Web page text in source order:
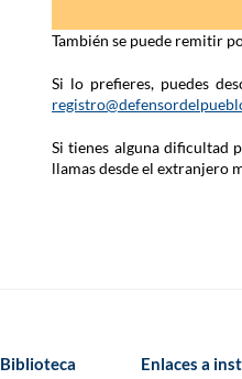
También se puede remitir
Si lo prefieres, puedes
Si tienes alguna dificultad
llamas desde el extranjero
Biblioteca Enlaces a